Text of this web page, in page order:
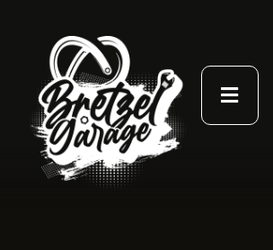
Toggle
Navigation
À PROPOS